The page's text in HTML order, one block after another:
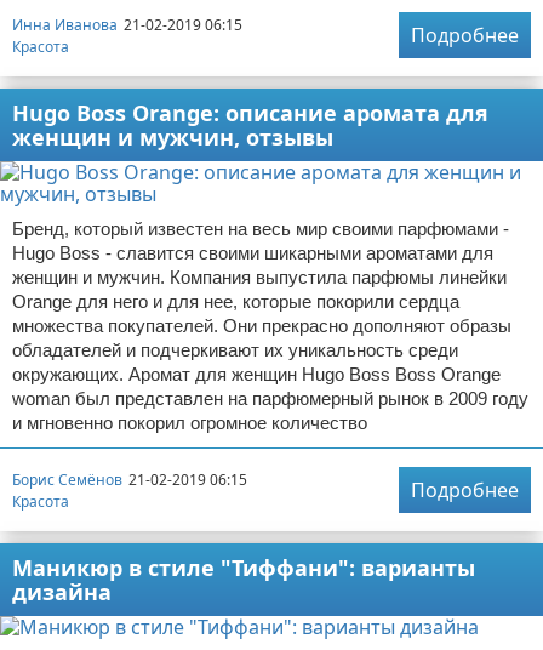
Инна Иванова 21-02-2019 06:15
Красота
Подробнее
Hugo Boss Orange: описание аромата для
женщин и мужчин, отзывы
Бренд, который известен на весь мир своими парфюмами -
Hugo Boss - славится своими шикарными ароматами для
женщин и мужчин. Компания выпустила парфюмы линейки
Orange для него и для нее, которые покорили сердца
множества покупателей. Они прекрасно дополняют образы
обладателей и подчеркивают их уникальность среди
окружающих. Аромат для женщин Hugo Boss Boss Orange
woman был представлен на парфюмерный рынок в 2009 году
и мгновенно покорил огромное количество
Борис Семёнов 21-02-2019 06:15
Красота
Подробнее
Маникюр в стиле "Тиффани": варианты
дизайна